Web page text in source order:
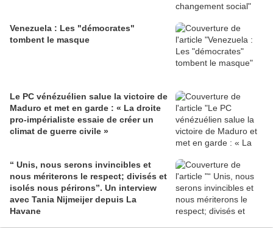
Venezuela : Les "démocrates"
tombent le masque
Le PC vénézuélien salue la victoire de
Maduro et met en garde : « La droite
pro-impérialiste essaie de créer un
climat de guerre civile »
“ Unis, nous serons invincibles et
nous mériterons le respect; divisés et
isolés nous périrons”. Un interview
avec Tania Nijmeijer depuis La
Havane